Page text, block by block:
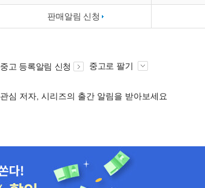
판매알림 신청
중고 등록알림 신청 중고로 팔기
관심 저자, 시리즈의 출간 알림을 받아보세요